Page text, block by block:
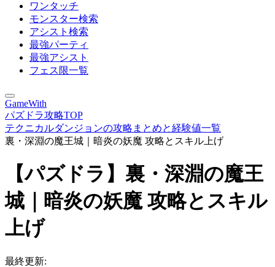
ワンタッチ
モンスター検索
アシスト検索
最強パーティ
最強アシスト
フェス限一覧
GameWith
パズドラ攻略TOP
テクニカルダンジョンの攻略まとめと経験値一覧
裏・深淵の魔王城｜暗炎の妖魔 攻略とスキル上げ
【パズドラ】裏・深淵の魔王
城｜暗炎の妖魔 攻略とスキル
上げ
最終更新: